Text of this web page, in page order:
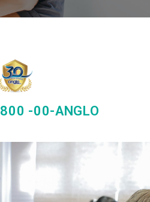
800 -00-ANGLO